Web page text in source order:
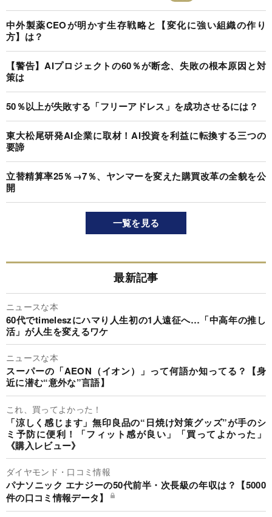
中外製薬CEOが明かす生存戦略と【変化に強い組織の作り
方】は？
【警告】AIプロジェクトの60％が断念、失敗の根本原因と対
策は
50％以上が失敗する「フリーアドレス」を成功させるには？
東大松尾研発AI企業に取材！AI投資を利益に転換する三つの
要諦
立替精算率25％→7％、ヤンマーを変えた購買改革の全貌を公
開
一覧を見る
最新記事
ニュースな本
60代でtimeleszにハマり人生初の1人遠征へ…「中高年の推し
活」が人生を変えるワケ
ニュースな本
スーパーの「AEON（イオン）」って何語か知ってる？【身
近に潜む“意外な”言語】
これ、買ってよかった！
「涼しく感じます」無印良品の“日焼け対策グッズ”が手のシ
ミ予防に便利！「フィット感が良い」「買ってよかった」
《購入レビュー》
ダイヤモンド・口コミ情報
パナソニック エナジーの50代前半・次長級の年収は？【5000
件の口コミ情報データ】